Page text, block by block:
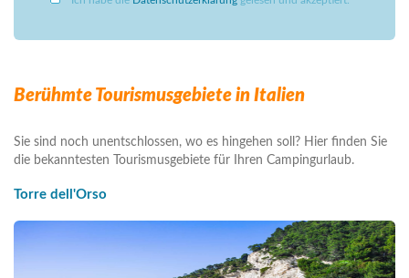
Berühmte Tourismusgebiete in Italien
Sie sind noch unentschlossen, wo es hingehen soll? Hier finden Sie
die bekanntesten Tourismusgebiete für Ihren Campingurlaub.
Torre dell'Orso